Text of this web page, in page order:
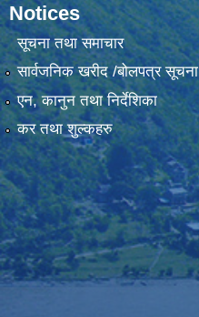
Notices
सूचना तथा समाचार
सार्वजनिक खरीद /बोलपत्र सूचना
एन, कानुन तथा निर्देशिका
कर तथा शुल्कहरु